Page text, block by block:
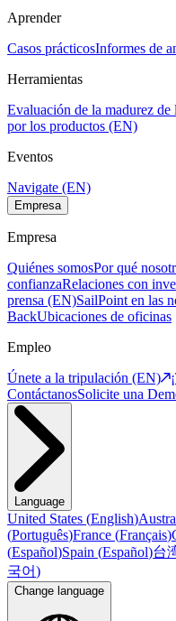
Aprender
Casos prácticosInformes de
Herramientas
Evaluación de la madurez
por los productos (EN)
Eventos
Navigate (EN)
Empresa
Empresa
Quiénes somosPor qué
confianzaRelaciones con
prensa (EN)SailPoint en las
BackUbicaciones de oficinas
Empleo
Únete a la tripulación (EN)
ContáctanosSolicite una
Language
United States (English)
(Português)France (Français)
(Español)Spain (Español)台
국어)
Change language